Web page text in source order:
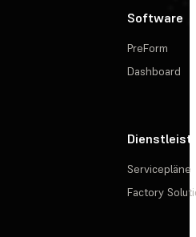
Software
PreForm
Dashboard
Servicepläne
Factory